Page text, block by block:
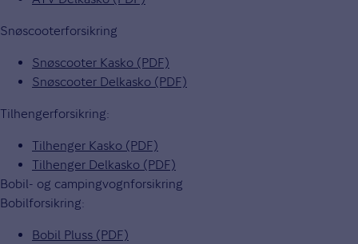
Snøscooterforsikring
Snøscooter Kasko (PDF)
Snøscooter Delkasko (PDF)
Tilhengerforsikring:
Tilhenger Kasko (PDF)
Tilhenger Delkasko (PDF)
Bobil- og campingvognforsikring
Bobilforsikring:
Bobil Pluss (PDF)